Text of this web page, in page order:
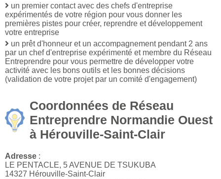
un premier contact avec des chefs d'entreprise
expérimentés de votre région pour vous donner les
premières pistes pour créer, reprendre et développement
votre entreprise
un prêt d'honneur et un accompagnement pendant 2 ans
par un chef d'entreprise expérimenté et membre du Réseau
Entreprendre pour vous permettre de développer votre
activité avec les bons outils et les bonnes décisions
(validation de votre projet par un comité d'engagement)
Coordonnées de Réseau
Entreprendre Normandie Ouest
à Hérouville-Saint-Clair
Adresse :
LE PENTACLE, 5 AVENUE DE TSUKUBA
14327 Hérouville-Saint-Clair